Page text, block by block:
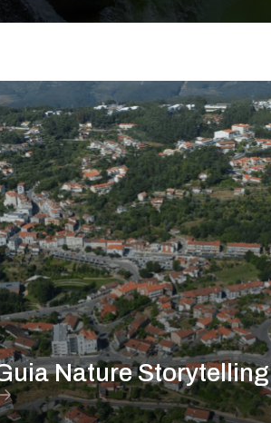
Nature Storytelling